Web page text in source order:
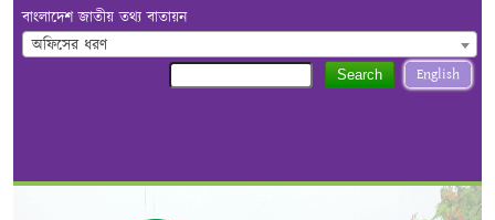
বাংলাদেশ জাতীয় তথ্য বাতায়ন
অফিসের ধরণ
English
Search